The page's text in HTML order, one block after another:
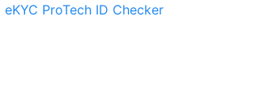
eKYC ProTech ID Checker